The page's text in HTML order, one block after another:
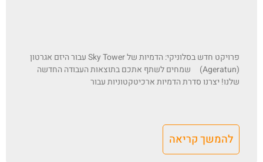
פרויקט חדש בסלוניקי: הדמיות של Sky Tower עבור היזם אגרטון
(Ageratun) שמחים לשתף אתכם בתוצאות העבודה החדשה
שלנו! יצרנו סדרת הדמיות ארכיטקטוניות עבור
להמשך קריאה